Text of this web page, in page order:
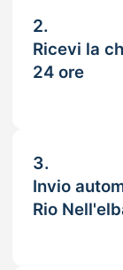
2.
Ricevi la
24 ore
3.
Invio
Rio